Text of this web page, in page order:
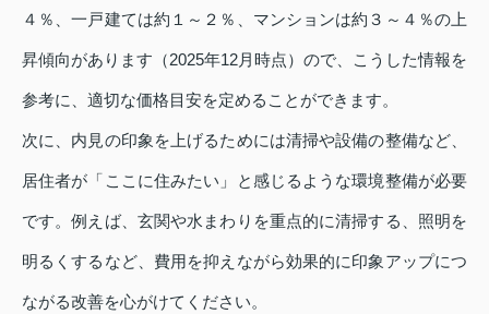
４％、一戸建ては約１～２％、マンションは約３～４％の上
昇傾向があります（2025年12月時点）ので、こうした情報を
参考に、適切な価格目安を定めることができます。
次に、内見の印象を上げるためには清掃や設備の整備など、
居住者が「ここに住みたい」と感じるような環境整備が必要
です。例えば、玄関や水まわりを重点的に清掃する、照明を
明るくするなど、費用を抑えながら効果的に印象アップにつ
ながる改善を心がけてください。